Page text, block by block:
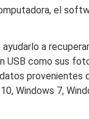
el
a
USB como sus
provenientes
Windows 7,